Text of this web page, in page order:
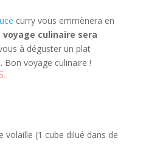
curry vous emmènera en
voyage culinaire sera
à déguster un plat
voyage culinaire !
volaille (1 cube dilué dans de